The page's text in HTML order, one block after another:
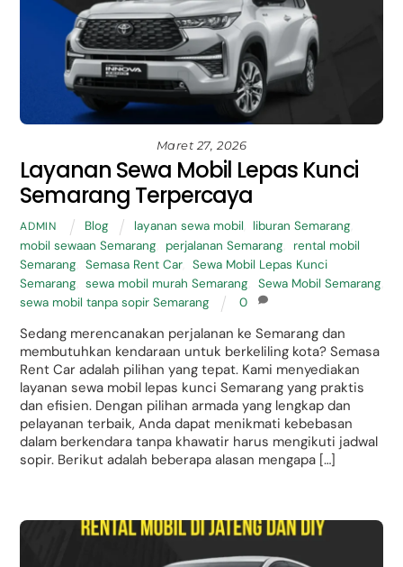
Maret 27, 2026
Layanan Sewa Mobil Lepas Kunci
Semarang Terpercaya
ADMIN Blog layanan sewa mobil liburan Semarang
mobil sewaan Semarang
perjalanan Semarang
rental mobil
Semarang
Semasa Rent Car
Sewa Mobil Lepas Kunci
Semarang
sewa mobil murah Semarang Sewa Mobil Semarang,
sewa mobil tanpa sopir Semarang
0
Sedang merencanakan perjalanan ke Semarang dan
membutuhkan kendaraan untuk berkeliling kota? Semasa
Rent Car adalah pilihan yang tepat. Kami menyediakan
layanan sewa mobil lepas kunci Semarang yang praktis
dan efisien. Dengan pilihan armada yang lengkap dan
pelayanan terbaik, Anda dapat menikmati kebebasan
dalam berkendara tanpa khawatir harus mengikuti jadwal
sopir. Berikut adalah beberapa alasan mengapa […]